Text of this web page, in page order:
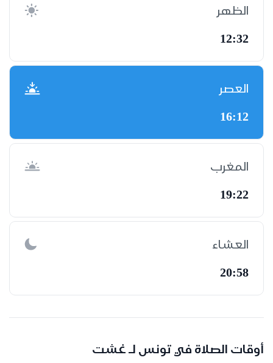
الظهر
12:32
العصر
16:12
المغرب
19:22
العشاء
20:58
أوقات الصلاة في تونس لـ غشت